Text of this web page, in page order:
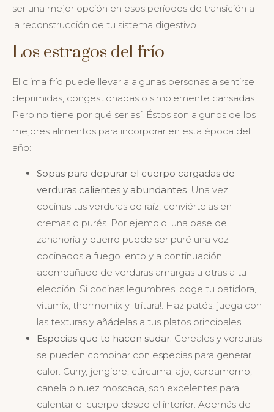
ser una mejor opción en esos períodos de transición a
la reconstrucción de tu sistema digestivo.
Los estragos del frío
El clima frío puede llevar a algunas personas a sentirse
deprimidas, congestionadas o simplemente cansadas.
Pero no tiene por qué ser así. Éstos son algunos de los
mejores alimentos para incorporar en esta época del
año:
Sopas para depurar el cuerpo cargadas de
verduras calientes y abundantes . Una vez
cocinas tus verduras de raíz, conviértelas en
cremas o purés. Por ejemplo, una base de
zanahoria y puerro puede ser puré una vez
cocinados a fuego lento y a continuación
acompañado de verduras amargas u otras a tu
elección. Si cocinas legumbres, coge tu batidora,
vitamix, thermomix y ¡tritura!. Haz patés, juega con
las texturas y añádelas a tus platos principales.
Especias que te hacen sudar. Cereales y verduras
se pueden combinar con especias para generar
calor. Curry, jengibre, cúrcuma, ajo, cardamomo,
canela o nuez moscada, son excelentes para
calentar el cuerpo desde el interior. Además de